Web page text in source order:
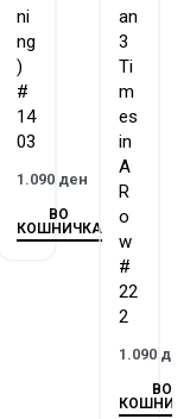
ni
ng
)
#
14
03
1.090 ден
ВО
КОШНИЧКА
an
3
Ti
m
es
in
A
R
o
w
#
22
2
1.090 ден
ВО